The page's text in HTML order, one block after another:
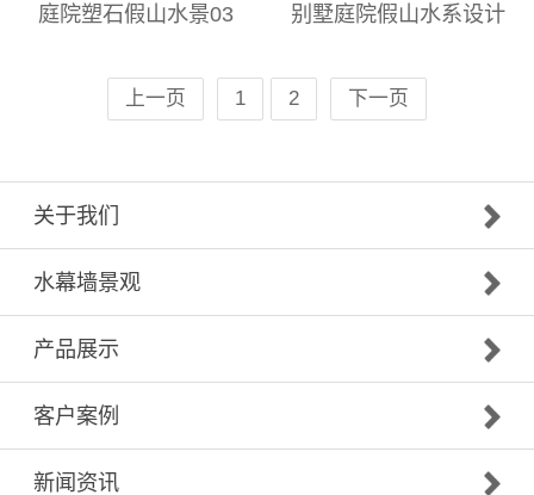
庭院塑石假山水景03 别墅庭院假山水系设计
上一页 1 2 下一页
关于我们
水幕墙景观
产品展示
客户案例
新闻资讯